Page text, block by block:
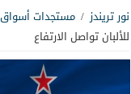
نور تريندز / مستجدات أسواق
للألبان تواصل الارتفاع